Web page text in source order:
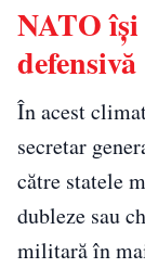
NATO își
defensivă
În acest
secretar
către statele
dubleze sau
militară în